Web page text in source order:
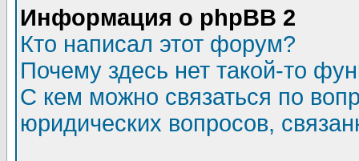
Информация о phpBB 2
Кто написал этот форум?
Почему здесь нет такой-то
С кем можно связаться по
юридических вопросов,